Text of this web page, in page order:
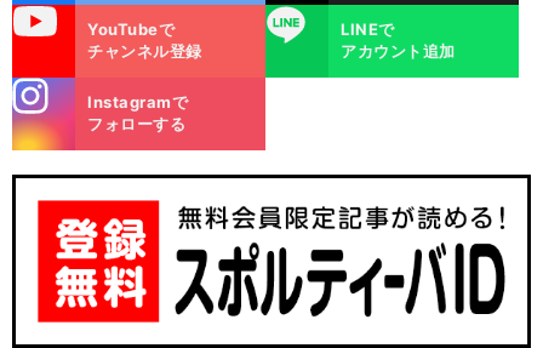
YouTubeで
チャンネル登録
LINE
LINEで
アカウント追加
m
Instagramで
フォローする